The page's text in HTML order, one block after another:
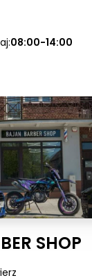
08:00-14:00
SHOP